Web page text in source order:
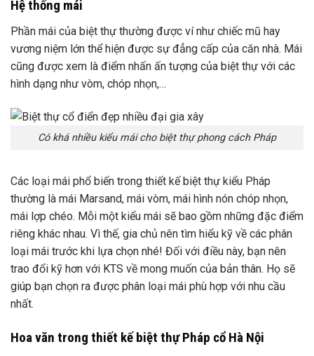
Hệ thống mái
Phần mái của biệt thự thường được ví như chiếc mũ hay
vương niệm lớn thể hiện được sự đẳng cấp của căn nhà. Mái
cũng được xem là điểm nhấn ấn tượng của biệt thự với các
hình dạng như vòm, chóp nhọn,…
Có khá nhiều kiểu mái cho biệt thự phong cách Pháp
Các loại mái phổ biến trong thiết kế biệt thự kiểu Pháp
thường là mái Marsand, mái vòm, mái hình nón chóp nhọn,
mái lợp chéo. Mỗi một kiểu mái sẽ bao gồm những đặc điểm
riêng khác nhau. Vì thế, gia chủ nên tìm hiểu kỹ về các phân
loại mái trước khi lựa chọn nhé! Đối với điều này, bạn nên
trao đổi kỹ hơn với KTS về mong muốn của bản thân. Họ sẽ
giúp bạn chọn ra được phân loại mái phù hợp với nhu cầu
nhất.
Hoa văn trong thiết kế biệt thự Pháp cổ Hà Nội